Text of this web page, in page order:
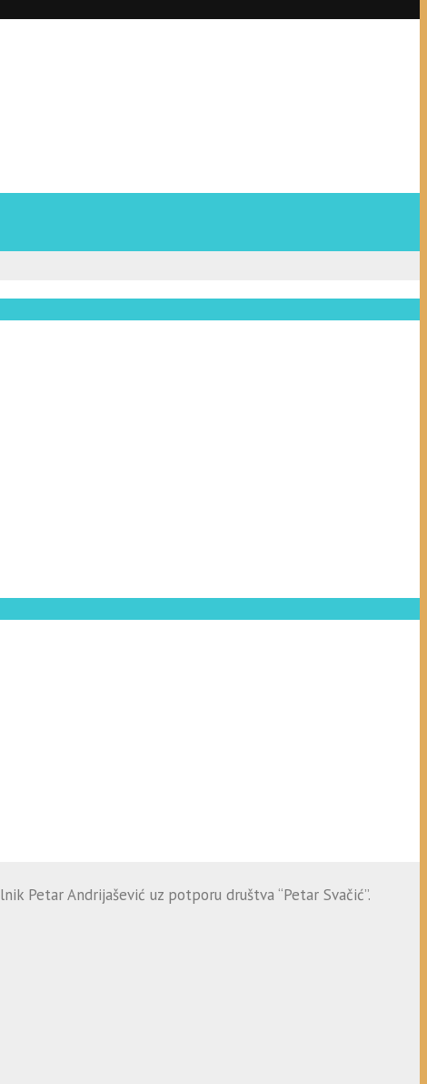
Petar Andrijašević uz potporu društva “Petar Svačić”.